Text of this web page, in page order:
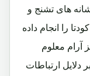
های تشنج و
را انجام داده
آرام معلوم
ارتباطات